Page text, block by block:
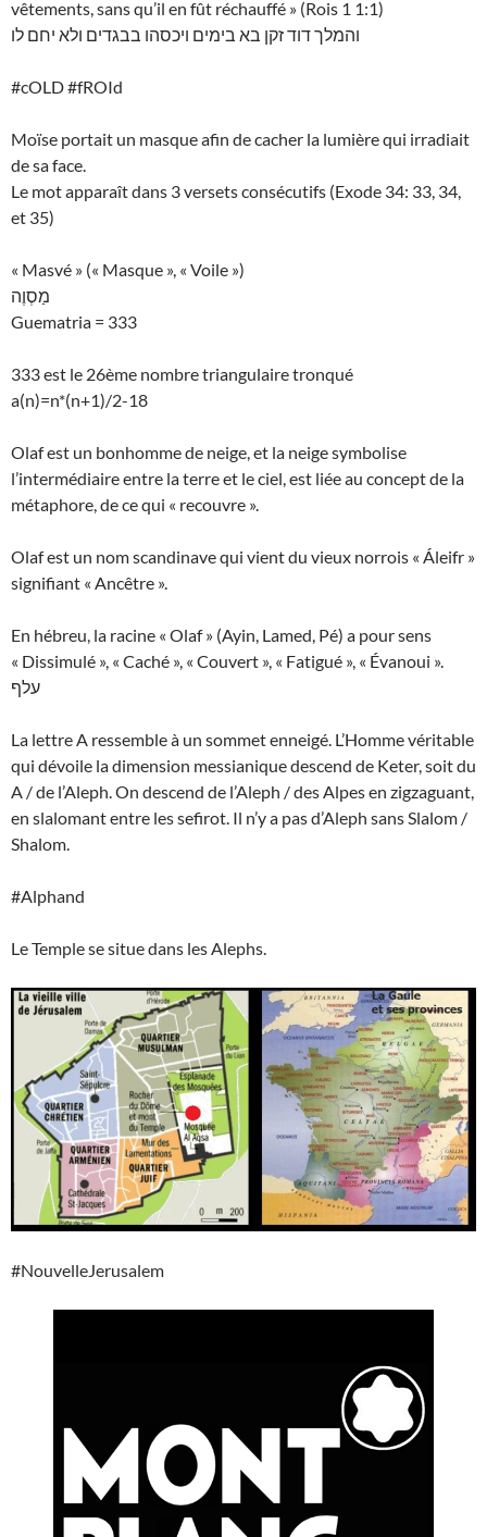
vêtements, sans qu’il en fût réchauffé » (Rois 1 1:1)
והמלך דוד זקן בא בימים ויכסהו בבגדים ולא יחם לו
#cOLD #fROId
Moïse portait un masque afin de cacher la lumière qui irradiait
de sa face.
Le mot apparaît dans 3 versets consécutifs (Exode 34: 33, 34,
et 35)
« Masvé » (« Masque », « Voile »)
מַסְוֶה
Guematria = 333
333 est le 26ème nombre triangulaire tronqué
a(n)=n*(n+1)/2-18
Olaf est un bonhomme de neige, et la neige symbolise
l’intermédiaire entre la terre et le ciel, est liée au concept de la
métaphore, de ce qui « recouvre ».
Olaf est un nom scandinave qui vient du vieux norrois « Áleifr »
signifiant « Ancêtre ».
En hébreu, la racine « Olaf » (Ayin, Lamed, Pé) a pour sens
« Dissimulé », « Caché », « Couvert », « Fatigué », « Évanoui ».
עלף
La lettre A ressemble à un sommet enneigé. L’Homme véritable
qui dévoile la dimension messianique descend de Keter, soit du
A / de l’Aleph. On descend de l’Aleph / des Alpes en zigzaguant,
en slalomant entre les sefirot. Il n’y a pas d’Aleph sans Slalom /
Shalom.
#Alphand
Le Temple se situe dans les Alephs.
#NouvelleJerusalem